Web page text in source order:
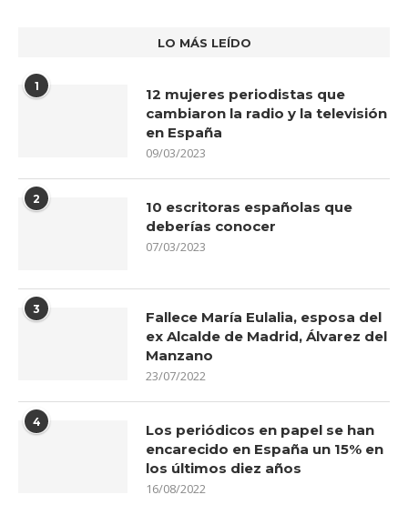
LO MÁS LEÍDO
1
12 mujeres periodistas que
cambiaron la radio y la televisión
en España
09/03/2023
2
10 escritoras españolas que
deberías conocer
07/03/2023
3
Fallece María Eulalia, esposa del
ex Alcalde de Madrid, Álvarez del
Manzano
23/07/2022
4
Los periódicos en papel se han
encarecido en España un 15% en
los últimos diez años
16/08/2022